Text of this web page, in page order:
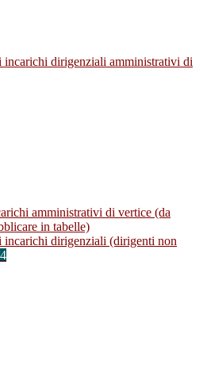
incarichi dirigenziali amministrativi di
amministrativi di vertice (da
in tabelle)
incarichi dirigenziali (dirigenti non
4